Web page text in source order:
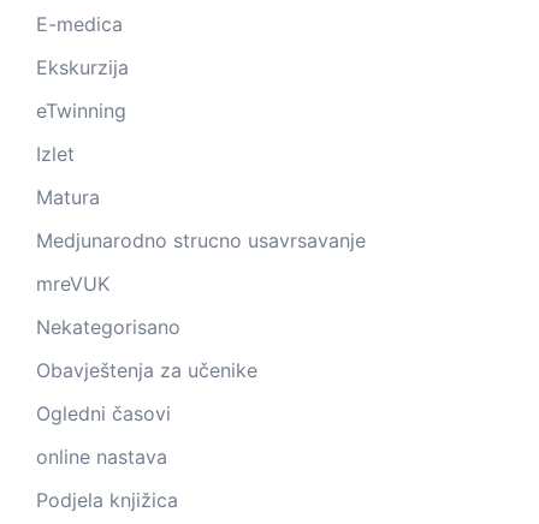
E-medica
Ekskurzija
eTwinning
Izlet
Matura
Medjunarodno strucno usavrsavanje
mreVUK
Nekategorisano
Obavještenja za učenike
Ogledni časovi
online nastava
Podjela knjižica